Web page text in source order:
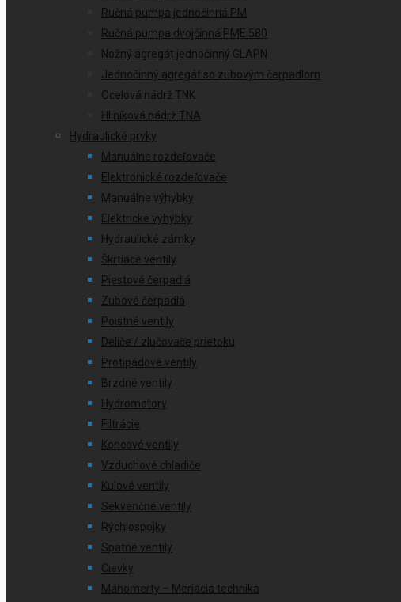
Ručná pumpa jednočinná PM
Ručná pumpa dvojčinná PME 580
Nožný agregát jednočinný GLAPN
Jednočinný agregát so zubovým čerpadlom
Ocelová nádrž TNK
Hliníková nádrž TNA
Hydraulické prvky
Manuálne rozdeľovače
Elektronické rozdeľovače
Manuálne výhybky
Elektrické výhybky
Hydraulické zámky
Škrtiace ventily
Piestové čerpadlá
Zubové čerpadlá
Poistné ventily
Deliče / zlučovače prietoku
Protipádové ventily
Brzdné ventily
Hydromotory
Filtrácie
Koncové ventily
Vzduchové chladiče
Kulové ventily
Sekvenčné ventily
Rýchlospojky
Spätné ventily
Cievky
Manomerty – Meriacia technika